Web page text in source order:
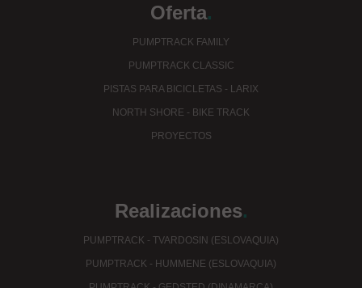
Oferta.
PUMPTRACK FAMILY
PUMPTRACK CLASSIC
PISTAS PARA BICICLETAS - LARIX
NORTH SHORE - BIKE TRACK
PROYECTOS
Realizaciones.
PUMPTRACK - TVARDOSIN (ESLOVAQUIA)
PUMPTRACK - HUMMENE (ESLOVAQUIA)